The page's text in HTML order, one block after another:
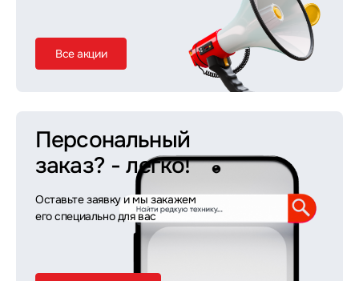
Все акции
Персональный
заказ? - легко!
Оставьте заявку и мы закажем
его специально для вас